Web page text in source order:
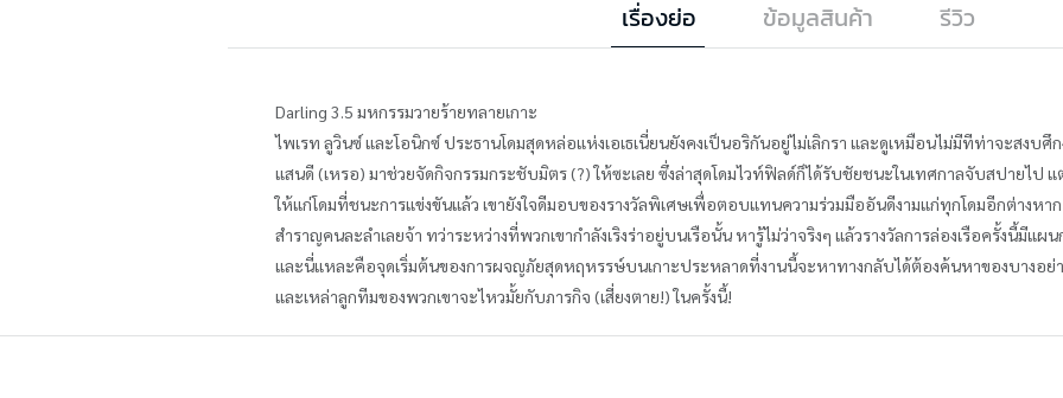
เรื่องย่อ ข้อมูลสินค้า รีวิว
Darling 3.5 มหกรรมวายร้ายทลายเกาะ
ไพเรท ลูวินซ์ และโอนิกซ์ ประธานโดมสุดหล่อแห่งเอเธเนี่ยนยังคงเป็นอริกันอยู่ไม่เลิกรา และดูเหมือนไม่มีทีท่าจะสงบศึ
แสนดี (เหรอ) มาช่วยจัดกิจกรรมกระชับมิตร (?) ให้ซะเลย ซึ่งล่าสุดโดมไวท์ฟิลด์ก็ได้รับชัยชนะในเทศกาลจับสปายไป
ให้แก่โดมที่ชนะการแข่งขันแล้ว เขายังใจดีมอบของรางวัลพิเศษเพื่อตอบแทนความร่วมมืออันดีงามแก่ทุกโดมอีกต่างหา
สำราญคนละลำเลยจ้า ทว่าระหว่างที่พวกเขากำลังเริงร่าอยู่บนเรือนั้น หารู้ไม่ว่าจริงๆ แล้วรางวัลการล่องเรือครั้งนี้มีแ
และนี่แหละคือจุดเริ่มต้นของการผจญภัยสุดหฤหรรษ์บนเกาะประหลาดที่งานนี้จะหาทางกลับได้ต้องค้นหาของบางอย่า
และเหล่าลูกทีมของพวกเขาจะไหวมั้ยกับภารกิจ (เสี่ยงตาย!) ในครั้งนี้!